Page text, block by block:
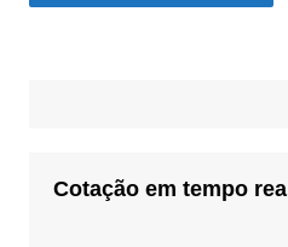
Cotação em tempo real